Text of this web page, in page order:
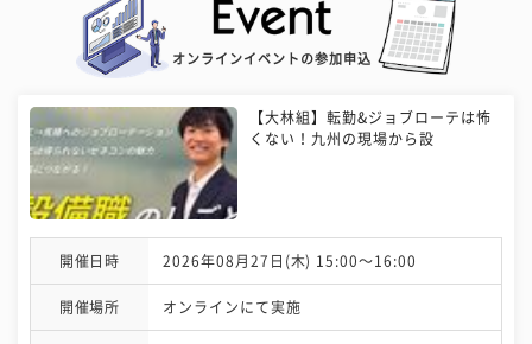
オンラインイベントの参加申込
【大林組】転勤&ジョブローテは怖
くない！九州の現場から設
開催日時 2026年08月27日(木) 15:00〜16:00
開催場所 オンラインにて実施